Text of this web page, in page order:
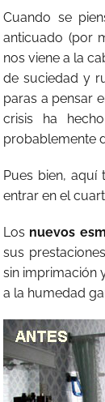
Cuando se
anticuado (por
nos viene a la
de suciedad y
paras a pensar
crisis ha
probablemente
Pues bien, aquí
entrar en el
Los nuevos
sus
sin imprimación
a la humedad